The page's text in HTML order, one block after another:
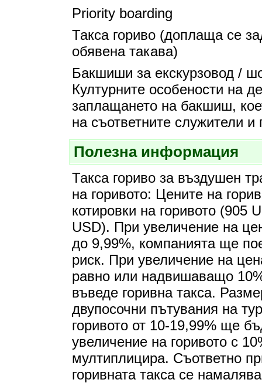
Priority boarding
Такса гориво (доплаща се
обявена такава)
Бакшиши за екскурзовод /
Културните особености на
заплащането на бакшиш,
на съответните служители
Полезна информация
Такса гориво за въздушен
на горивото: Цените на
котировки на горивото (905
USD). При увеличение на
до 9,99%, компанията ще
риск. При увеличение на
равно или надвишаващо
въведе горивна такса.
двупосочни пътувания на
горивото от 10-19,99% ще
увеличение на горивото с
мултиплицира. Съответно
горивната такса се